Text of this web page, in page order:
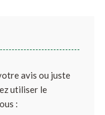
avis ou juste
utiliser le
: